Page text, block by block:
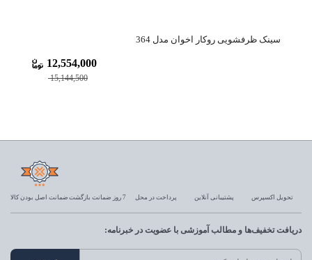
سینک ظرفشویی روکار اخوان مدل 364
15,144,500
12,554,000
تحویل اکسپرس پشتیبانی آنلاین پرداخت در محل 7 روز ضمانت بازگشت ضمانت اصل بودن کالا
دریافت تخفیف‌ها و مطالب آموزشی با عضویت در خبرنامه: